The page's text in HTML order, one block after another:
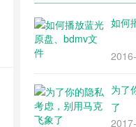
如何
为了
了